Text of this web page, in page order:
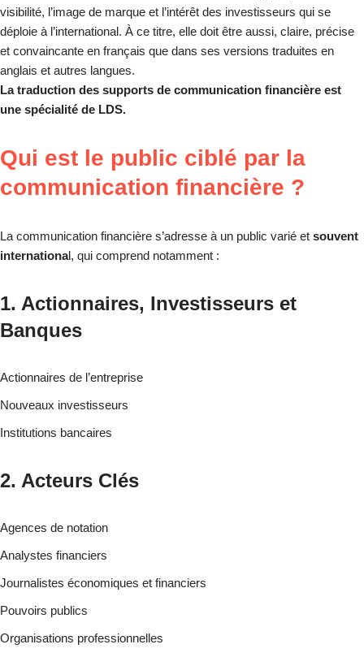
visibilité, l’image de marque et l’intérêt des investisseurs qui se
déploie à l’international. À ce titre, elle doit être aussi, claire, précise
et convaincante en français que dans ses versions traduites en
anglais et autres langues.
La traduction des supports de communication financière est
une spécialité de LDS.
Qui est le public ciblé par la
communication financière ?
La communication financière s’adresse à un public varié et souvent
international, qui comprend notamment :
1. Actionnaires, Investisseurs et
Banques
Actionnaires de l’entreprise
Nouveaux investisseurs
Institutions bancaires
2. Acteurs Clés
Agences de notation
Analystes financiers
Journalistes économiques et financiers
Pouvoirs publics
Organisations professionnelles